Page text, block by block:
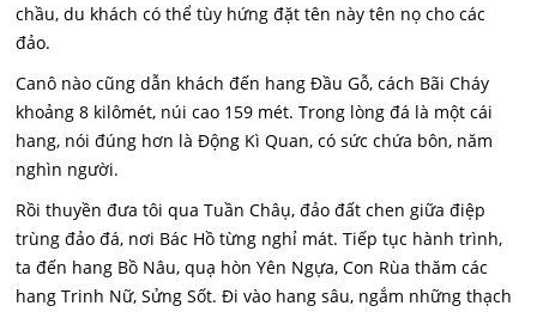
chầu, du khách có thể tùy hứng đặt tên này tên nọ cho các
đảo.
Canô nào cũng dẫn khách đến hang Đầu Gỗ, cách Bãi Cháy
khoảng 8 kilômét, núi cao 159 mét. Trong lòng đá là một cái
hang, nói đúng hơn là Động Kì Quan, có sức chứa bôn, năm
nghìn người.
Rồi thuyền đưa tôi qua Tuần Châụ, đảo đất chen giữa điệp
trùng đảo đá, nơi Bác Hồ từng nghỉ mát. Tiếp tục hành trình,
ta đến hang Bồ Nâu, quạ hòn Yên Ngựa, Con Rùa thăm các
hang Trinh Nữ, Sửng Sốt. Đi vào hang sâu, ngắm những thạch